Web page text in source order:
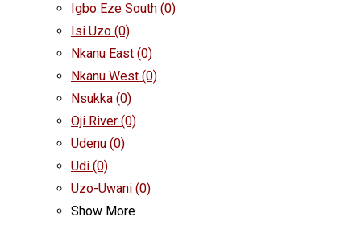
Igbo Eze South (0)
Isi Uzo (0)
Nkanu East (0)
Nkanu West (0)
Nsukka (0)
Oji River (0)
Udenu (0)
Udi (0)
Uzo-Uwani (0)
Show More